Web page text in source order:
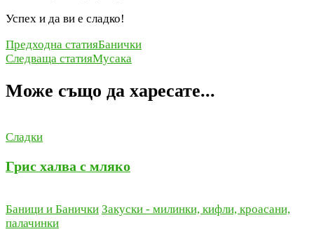
Успех и да ви е сладко!
Навигация
в
публикацията
Предходна статияБанички
Следваща статияМусака
Може също да харесате...
Сладки
Грис халва с мляко
Баници и Банички Закуски - милинки, кифли, кроасани,
палачинки